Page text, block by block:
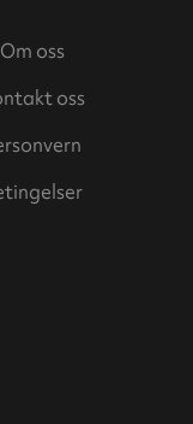
Om oss
oss